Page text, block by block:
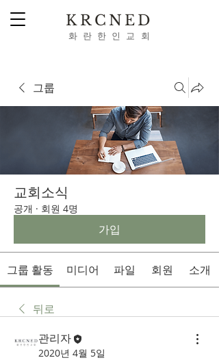
KRCNED
​화 란 한 인 교 회
그룹
교회소식
공개 · 회원 4명
가입
그룹 활동 미디어 파일 회원 소개
뒤로
관리자
2020년 4월 5일